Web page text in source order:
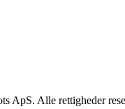
ApS. Alle rettigheder